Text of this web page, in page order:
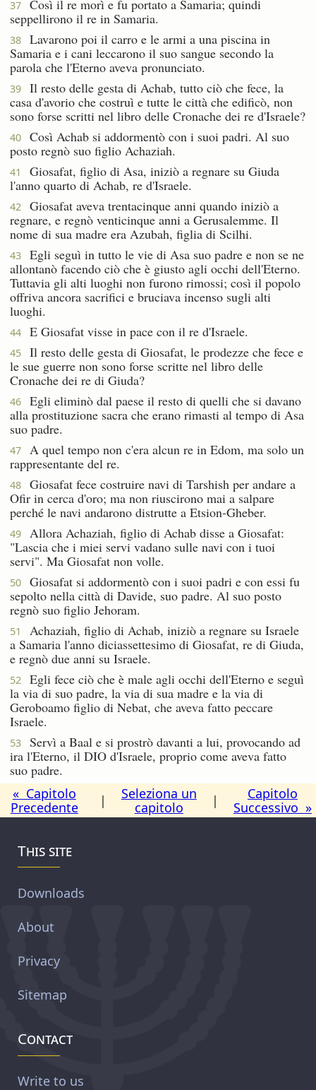
37
Così il re morì e fu portato a Samaria; quindi
seppellirono il re in Samaria.
38
Lavarono poi il carro e le armi a una piscina in
Samaria e i cani leccarono il suo sangue secondo la
parola che l'Eterno aveva pronunciato.
39
Il resto delle gesta di Achab, tutto ciò che fece, la
casa d'avorio che costruì e tutte le città che edificò, non
sono forse scritti nel libro delle Cronache dei re d'Israele?
40
Così Achab si addormentò con i suoi padri. Al suo
posto regnò suo figlio Achaziah.
41
Giosafat, figlio di Asa, iniziò a regnare su Giuda
l'anno quarto di Achab, re d'Israele.
42
Giosafat aveva trentacinque anni quando iniziò a
regnare, e regnò venticinque anni a Gerusalemme. Il
nome di sua madre era Azubah, figlia di Scilhi.
43
Egli seguì in tutto le vie di Asa suo padre e non se ne
allontanò facendo ciò che è giusto agli occhi dell'Eterno.
Tuttavia gli alti luoghi non furono rimossi; così il popolo
offriva ancora sacrifici e bruciava incenso sugli alti
luoghi.
44 E Giosafat visse in pace con il re d'Israele.
45
Il resto delle gesta di Giosafat, le prodezze che fece e
le sue guerre non sono forse scritte nel libro delle
Cronache dei re di Giuda?
46
Egli eliminò dal paese il resto di quelli che si davano
alla prostituzione sacra che erano rimasti al tempo di Asa
suo padre.
47
A quel tempo non c'era alcun re in Edom, ma solo un
rappresentante del re.
48
Giosafat fece costruire navi di Tarshish per andare a
Ofir in cerca d'oro; ma non riuscirono mai a salpare
perché le navi andarono distrutte a Etsion-Gheber.
49
Allora Achaziah, figlio di Achab disse a Giosafat:
"Lascia che i miei servi vadano sulle navi con i tuoi
servi". Ma Giosafat non volle.
50
Giosafat si addormentò con i suoi padri e con essi fu
sepolto nella città di Davide, suo padre. Al suo posto
regnò suo figlio Jehoram.
51
Achaziah, figlio di Achab, iniziò a regnare su Israele
a Samaria l'anno diciassettesimo di Giosafat, re di Giuda,
e regnò due anni su Israele.
52
Egli fece ciò che è male agli occhi dell'Eterno e seguì
la via di suo padre, la via di sua madre e la via di
Geroboamo figlio di Nebat, che aveva fatto peccare
Israele.
53
Servì a Baal e si prostrò davanti a lui, provocando ad
ira l'Eterno, il DIO d'Israele, proprio come aveva fatto
suo padre.
« Capitolo
Precedente
|
Seleziona un
capitolo
|
Capitolo
Successivo »
This site
Downloads
About
Privacy
Sitemap
Contact
Write to us